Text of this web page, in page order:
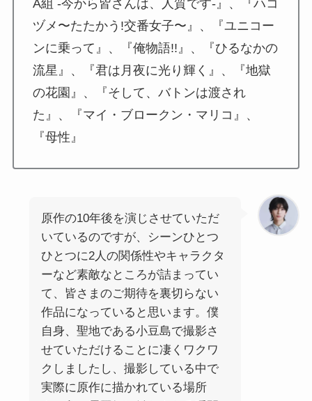
A組 -今から皆さんは、人質です-』、『ハコ
ヅメ〜たたかう!交番女子〜』、『ユニコー
ンに乗って』、『俺物語!!』、『ひるなかの
流星』、『君は月夜に光り輝く』、『地獄
の花園』、『そして、バトンは渡され
た』、『マイ・ブロークン・マリコ』、
『母性』
原作の10年後を演じさせていただ
いているのですが、シーンひとつ
ひとつに2人の関係性やキャラクタ
ーなど素敵なところが詰まってい
て、皆さまのご期待を裏切らない
作品になっていると思います。僕
自身、聖地である小豆島で撮影さ
せていただけることに凄くワクワ
クしましたし、撮影している中で
実際に原作に描かれている場所